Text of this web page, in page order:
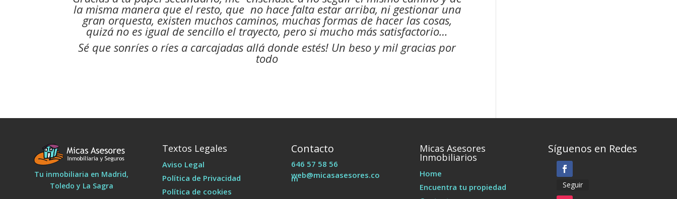
la misma manera que el resto, que no hace falta estar arriba, ni gestionar una
gran orquesta, existen muchos caminos, muchas formas de hacer las cosas,
quizá no es igual de sencillo el trayecto, pero si mucho más satisfactorio…
Sé que sonríes o ríes a carcajadas allá donde estés! Un beso y mil gracias por
todo
Tu inmobiliaria en Madrid,
Toledo y La Sagra
Textos Legales
Aviso Legal
Política de Privacidad
Política de cookies
Contacto
646 57 58 56
web@micasasesores.co
m
Micas Asesores
Inmobiliarios
Home
Encuentra tu propiedad
Síguenos en Redes
Seguir